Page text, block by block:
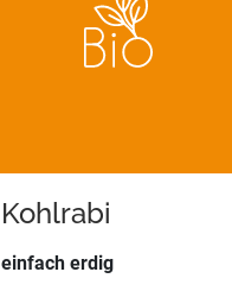
Kohlrabi
einfach erdig